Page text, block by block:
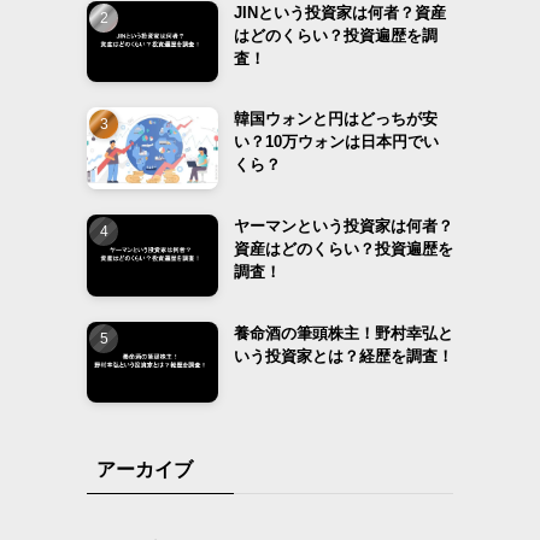
JINという投資家は何者？資産
はどのくらい？投資遍歴を調
査！
韓国ウォンと円はどっちが安
い？10万ウォンは日本円でい
くら？
ヤーマンという投資家は何者？
資産はどのくらい？投資遍歴を
調査！
養命酒の筆頭株主！野村幸弘と
いう投資家とは？経歴を調査！
アーカイブ